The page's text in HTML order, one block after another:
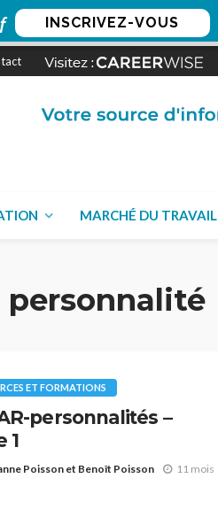
INSCRIVEZ-VOUS
MARCHÉ DU TRAVAIL
personnalité
ET FORMATIONS
personnalités –
1
Poisson et Benoît Poisson
11 mois